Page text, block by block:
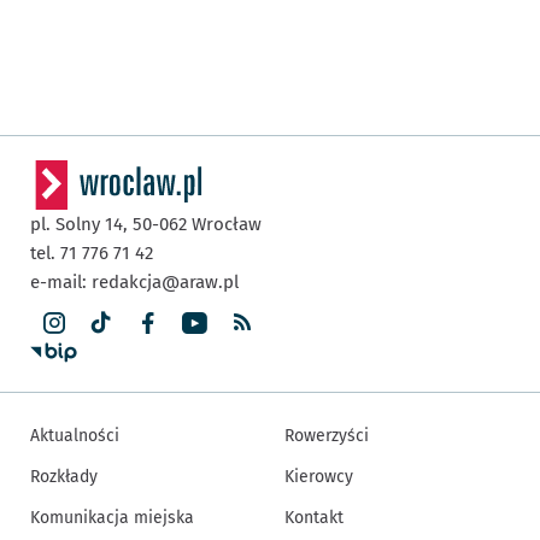
pl. Solny 14, 50-062 Wrocław
tel. 71 776 71 42
e-mail: redakcja@araw.pl
Aktualności
Rozkłady
Komunikacja miejska
Rowerzyści
Kierowcy
Kontakt